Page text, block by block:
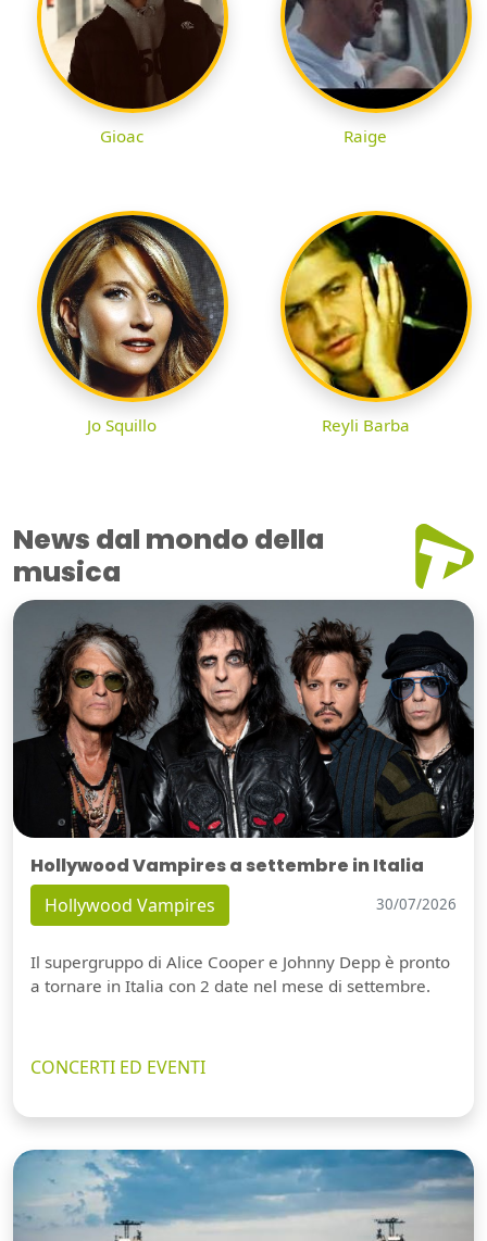
Gioac Raige
Jo Squillo Reyli Barba
News dal mondo della
musica
Hollywood Vampires a settembre in Italia
Hollywood Vampires 30/07/2026
Il supergruppo di Alice Cooper e Johnny Depp è pronto
a tornare in Italia con 2 date nel mese di settembre.
CONCERTI ED EVENTI